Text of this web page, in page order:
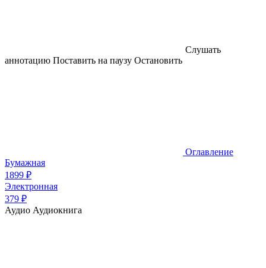
Слушать
аннотацию Поставить на паузу Остановить
Оглавление
Бумажная
1899 ₽
Электронная
379 ₽
Аудио Аудиокнига